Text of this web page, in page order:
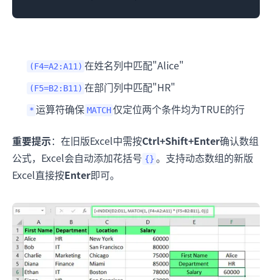
(F4=A2:A11) 在姓名列中匹配"Alice"
(F5=B2:B11) 在部门列中匹配"HR"
* 运算符确保 MATCH 仅定位两个条件均为TRUE的行
重要提示：在旧版Excel中需按Ctrl+Shift+Enter确认数组
公式，Excel会自动添加花括号 {} 。支持动态数组的新版
Excel直接按Enter即可。